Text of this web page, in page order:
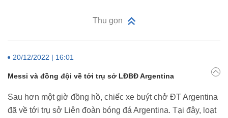
Thu gọn
20/12/2022 | 16:01
Messi và đồng đội về tới trụ sở LĐBĐ Argentina
Sau hơn một giờ đồng hồ, chiếc xe buýt chở ĐT Argentina
đã về tới trụ sở Liên đoàn bóng đá Argentina. Tại đây, loạt